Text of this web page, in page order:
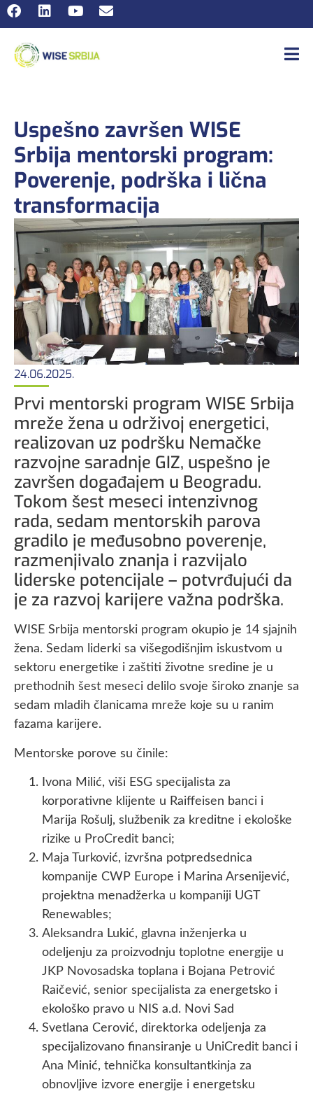
Uspešno završen WISE
Srbija mentorski program:
Poverenje, podrška i lična
transformacija
24.06.2025.
Prvi mentorski program WISE Srbija
mreže žena u održivoj energetici,
realizovan uz podršku Nemačke
razvojne saradnje GIZ, uspešno je
završen događajem u Beogradu.
Tokom šest meseci intenzivnog
rada, sedam mentorskih parova
gradilo je međusobno poverenje,
razmenjivalo znanja i razvijalo
liderske potencijale – potvrđujući da
je za razvoj karijere važna podrška.
WISE Srbija mentorski program okupio je 14 sjajnih
žena. Sedam liderki sa višegodišnjim iskustvom u
sektoru energetike i zaštiti životne sredine je u
prethodnih šest meseci delilo svoje široko znanje sa
sedam mladih članicama mreže koje su u ranim
fazama karijere.
Mentorske porove su činile:
Ivona Milić, viši ESG specijalista za
korporativne klijente u Raiffeisen banci i
Marija Rošulj, službenik za kreditne i ekološke
rizike u ProCredit banci;
Maja Turković, izvršna potpredsednica
kompanije CWP Europe i Marina Arsenijević,
projektna menadžerka u kompaniji UGT
Renewables;
Aleksandra Lukić, glavna inženjerka u
odeljenju za proizvodnju toplotne energije u
JKP Novosadska toplana i Bojana Petrović
Raičević, senior specijalista za energetsko i
ekološko pravo u NIS a.d. Novi Sad
Svetlana Cerović, direktorka odeljenja za
specijalizovano finansiranje u UniCredit banci i
Ana Minić, tehnička konsultantkinja za
obnovljive izvore energije i energetsku